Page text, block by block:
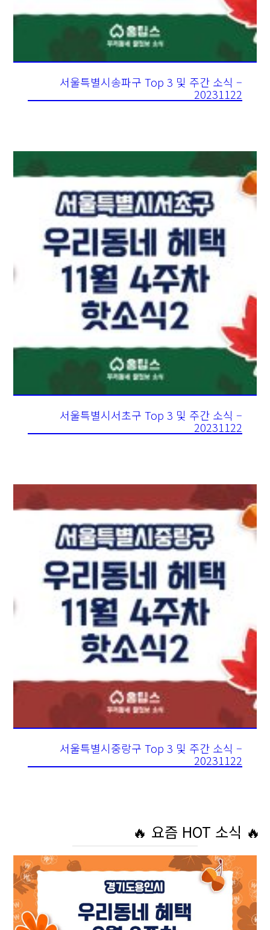
서울특별시송파구 Top 3 및 주간 소식 –
20231122
서울특별시서초구 Top 3 및 주간 소식 –
20231122
서울특별시중랑구 Top 3 및 주간 소식 –
20231122
🔥 요즘 HOT 소식 🔥